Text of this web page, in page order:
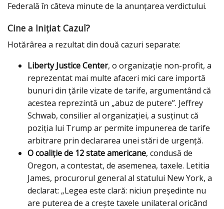
Federală în câteva minute de la anunțarea verdictului.
Cine a Inițiat Cazul?
Hotărârea a rezultat din două cazuri separate:
Liberty Justice Center, o organizație non-profit, a
reprezentat mai multe afaceri mici care importă
bunuri din țările vizate de tarife, argumentând că
acestea reprezintă un „abuz de putere”. Jeffrey
Schwab, consilier al organizației, a susținut că
poziția lui Trump ar permite impunerea de tarife
arbitrare prin declararea unei stări de urgență.
O coaliție de 12 state americane, condusă de
Oregon, a contestat, de asemenea, taxele. Letitia
James, procurorul general al statului New York, a
declarat: „Legea este clară: niciun președinte nu
are puterea de a crește taxele unilateral oricând